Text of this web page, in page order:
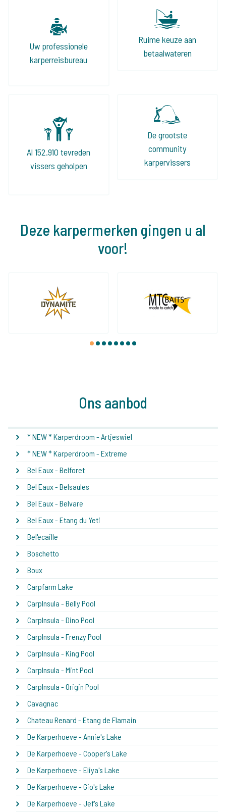
Uw professionele
karperreisbureau
Ruime keuze aan
betaalwateren
Al 152.910 tevreden
vissers geholpen
De grootste
community
karpervissers
Deze karpermerken gingen u al
voor!
1 2 3 4 5 6 7 8
Ons aanbod
* NEW * Karperdroom - Artjeswiel
* NEW * Karperdroom - Extreme
Bel Eaux - Belforet
Bel Eaux - Belsaules
Bel Eaux - Belvare
Bel Eaux - Etang du Yeti
Bel'ecaille
Boschetto
Boux
Carpfarm Lake
CarpInsula - Belly Pool
CarpInsula - Dino Pool
CarpInsula - Frenzy Pool
CarpInsula - King Pool
CarpInsula - Mint Pool
CarpInsula - Origin Pool
Cavagnac
Chateau Renard - Etang de Flamain
De Karperhoeve - Annie's Lake
De Karperhoeve - Cooper's Lake
De Karperhoeve - Eliya's Lake
De Karperhoeve - Gio's Lake
De Karperhoeve - Jef's Lake